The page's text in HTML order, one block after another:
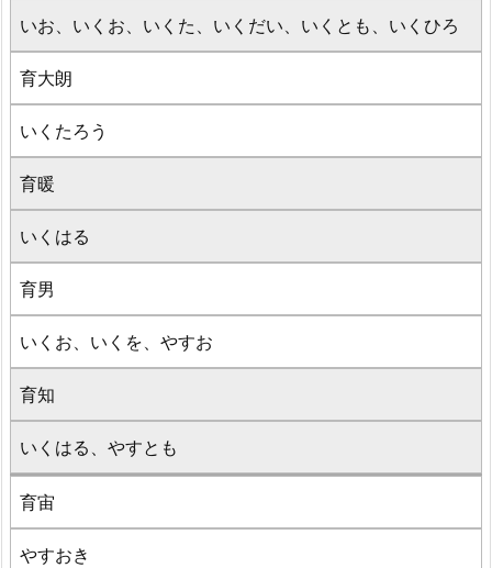
いお、いくお、いくた、いくだい、いくとも、いくひろ
育大朗
いくたろう
育暖
いくはる
育男
いくお、いくを、やすお
育知
いくはる、やすとも
育宙
やすおき